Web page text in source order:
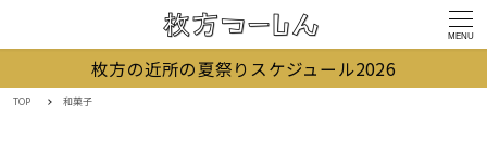
MENU
枚方の近所の夏祭りスケジュール2026
TOP 和菓子